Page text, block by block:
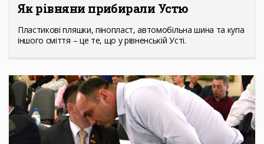
Як рівняни прибирали Устю
Пластикові пляшки, пінопласт, автомобільна шина та купа
іншого сміття – це те, що у рівненській Усті.